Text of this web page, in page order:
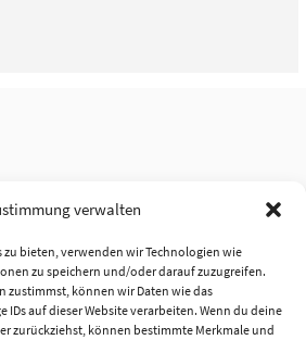
verwalten
zu bieten, verwenden wir Technologien wie
zu speichern und/oder darauf zuzugreifen.
zustimmst, können wir Daten wie das
auf dieser Website verarbeiten. Wenn du deine
zurückziehst, können bestimmte Merkmale und